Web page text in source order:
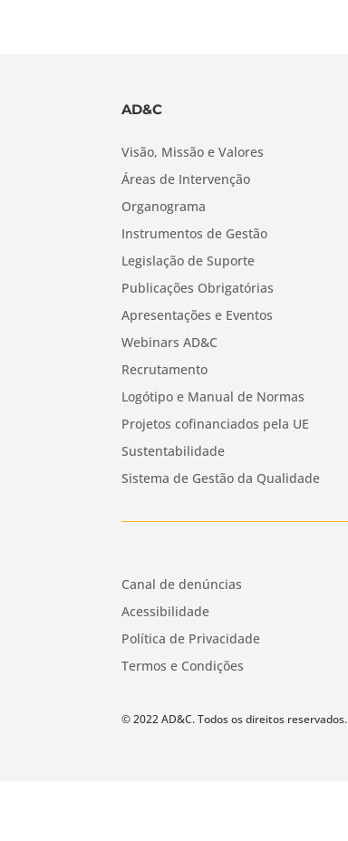
AD&C
Visão, Missão e Valores
Áreas de Intervenção
Organograma
Instrumentos de Gestão
Legislação de Suporte
Publicações Obrigatórias
Apresentações e Eventos
Webinars AD&C
Recrutamento
Logótipo e Manual de Normas
Projetos cofinanciados pela UE
Sustentabilidade
Sistema de Gestão da Qualidade
Canal de denúncias
Acessibilidade
Política de Privacidade
Termos e Condições
© 2022 AD&C. Todos os direitos reservados.